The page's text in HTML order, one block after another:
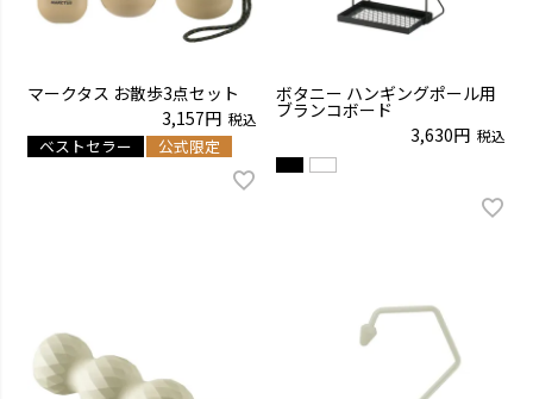
マークタス お散歩3点セット
3,157
税込
ベストセラー 公式限定
ボタニー ハンギングポール用
ブランコボード
3,630
税込